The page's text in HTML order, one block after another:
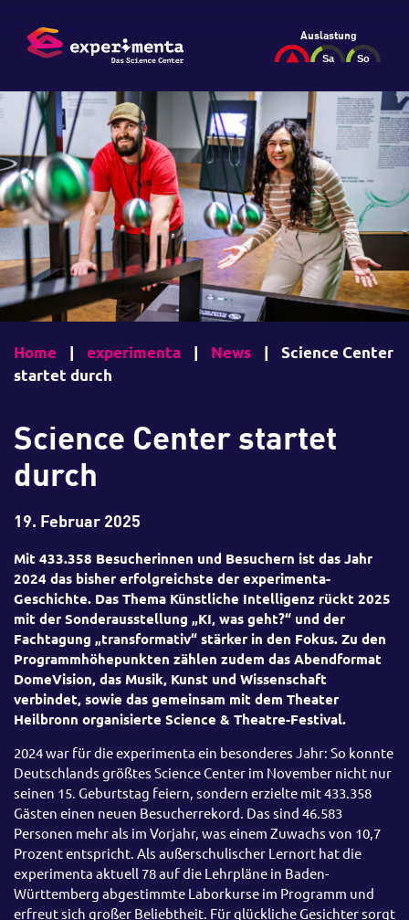
Auslastung
Home | experimenta | News |
Science Center
startet durch
Science Center startet
durch
19. Februar 2025
Mit 433.358 Besucherinnen und Besuchern ist das Jahr
2024 das bisher erfolgreichste der experimenta-
Geschichte. Das Thema Künstliche Intelligenz rückt 2025
mit der Sonderausstellung „KI, was geht?“ und der
Fachtagung „transformativ“ stärker in den Fokus. Zu den
Programmhöhepunkten zählen zudem das Abendformat
DomeVision, das Musik, Kunst und Wissenschaft
verbindet, sowie das gemeinsam mit dem Theater
Heilbronn organisierte Science & Theatre-Festival.
2024 war für die experimenta ein besonderes Jahr: So konnte
Deutschlands größtes Science Center im November nicht nur
seinen 15. Geburtstag feiern, sondern erzielte mit 433.358
Gästen einen neuen Besucherrekord. Das sind 46.583
Personen mehr als im Vorjahr, was einem Zuwachs von 10,7
Prozent entspricht. Als außerschulischer Lernort hat die
experimenta aktuell 78 auf die Lehrpläne in Baden-
Württemberg abgestimmte Laborkurse im Programm und
erfreut sich großer Beliebtheit. Für glückliche Gesichter sorgt